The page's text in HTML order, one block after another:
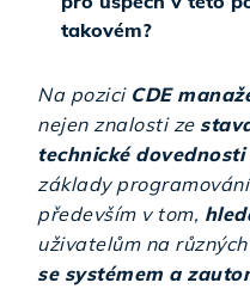
takovém?
Na pozici CDE
nejen znalosti ze
technické dovednosti
základy
především v tom,
uživatelům na
se systémem a